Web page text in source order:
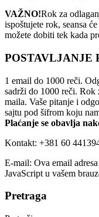
VAŽNO!Rok za
ispoštujete rok, seansa
možete dobiti tek kada
POSTAVLJANJE
1 email do 1000 reči.
sadrži do 1000 reči. Rok
maila. Vaše pitanje i
sajtu pod šifrom koju
Plaćanje se obavlja
Kontakt: +381 60
E-mail: Ova email
JavaScript u vašem
Pretraga